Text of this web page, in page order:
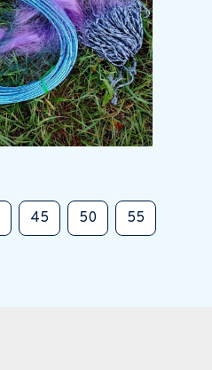
45 50 55